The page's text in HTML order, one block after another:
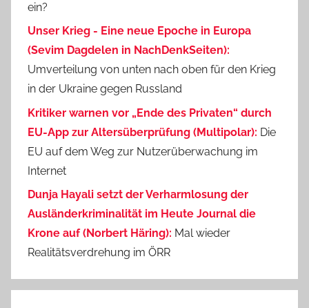
ein?
Unser Krieg - Eine neue Epoche in Europa
(Sevim Dagdelen in NachDenkSeiten):
Umverteilung von unten nach oben für den Krieg
in der Ukraine gegen Russland
Kritiker warnen vor „Ende des Privaten“ durch
EU-App zur Altersüberprüfung (Multipolar): Die
EU auf dem Weg zur Nutzerüberwachung im
Internet
Dunja Hayali setzt der Verharmlosung der
Ausländerkriminalität im Heute Journal die
Krone auf (Norbert Häring): Mal wieder
Realitätsverdrehung im ÖRR